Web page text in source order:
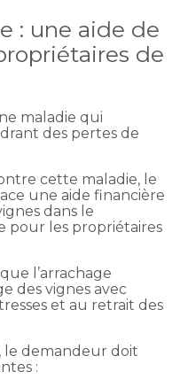
: une aide de
de
maladie qui
des pertes de
cette maladie, le
une aide financière
dans le
pour les propriétaires
l’arrachage
des vignes avec
et au retrait des
le demandeur doit
: